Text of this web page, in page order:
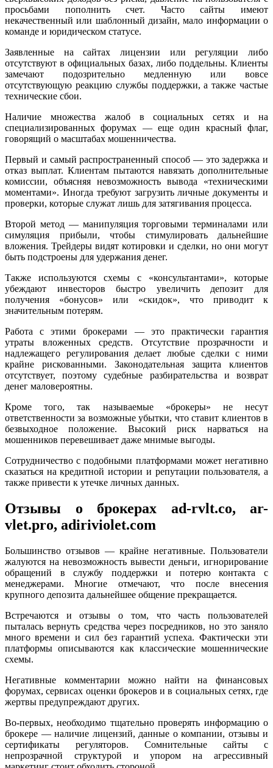
просьбами пополнить счет. Часто сайты имеют
некачественный или шаблонный дизайн, мало информации о
команде и юридическом статусе.
Заявленные на сайтах лицензии или регуляции либо
отсутствуют в официальных базах, либо поддельны. Клиенты
замечают подозрительно медленную или вовсе
отсутствующую реакцию службы поддержки, а также частые
технические сбои.
Наличие множества жалоб в социальных сетях и на
специализированных форумах — еще один красный флаг,
говорящий о масштабах мошенничества.
Первый и самый распространенный способ — это задержка и
отказ выплат. Клиентам пытаются навязать дополнительные
комиссии, объясняя невозможность вывода «техническими
моментами». Иногда требуют загрузить личные документы и
проверки, которые служат лишь для затягивания процесса.
Второй метод — манипуляция торговыми терминалами или
симуляция прибыли, чтобы стимулировать дальнейшие
вложения. Трейдеры видят котировки и сделки, но они могут
быть подстроены для удержания денег.
Также используются схемы с «консультантами», которые
убеждают инвесторов быстро увеличить депозит для
получения «бонусов» или «скидок», что приводит к
значительным потерям.
Работа с этими брокерами — это практически гарантия
утраты вложенных средств. Отсутствие прозрачности и
надлежащего регулирования делает любые сделки с ними
крайне рискованными. Законодательная защита клиентов
отсутствует, поэтому судебные разбирательства и возврат
денег маловероятны.
Кроме того, так называемые «брокеры» не несут
ответственности за возможные убытки, что ставит клиентов в
безвыходное положение. Высокий риск нарваться на
мошенников перевешивает даже мнимые выгоды.
Сотрудничество с подобными платформами может негативно
сказаться на кредитной истории и репутации пользователя, а
также привести к утечке личных данных.
Отзывы о брокерах ad-rvlt.co, ar-
vlet.pro, adiriviolet.com
Большинство отзывов — крайне негативные. Пользователи
жалуются на невозможность вывести деньги, игнорирование
обращений в службу поддержки и потерю контакта с
менеджерами. Многие отмечают, что после внесения
крупного депозита дальнейшее общение прекращается.
Встречаются и отзывы о том, что часть пользователей
пыталась вернуть средства через посредников, но это заняло
много времени и сил без гарантий успеха. Фактически эти
платформы описываются как классические мошеннические
схемы.
Негативные комментарии можно найти на финансовых
форумах, сервисах оценки брокеров и в социальных сетях, где
жертвы предупреждают других.
Во-первых, необходимо тщательно проверять информацию о
брокере — наличие лицензий, данные о компании, отзывы и
сертификаты регуляторов. Сомнительные сайты с
непрозрачной структурой и упором на агрессивный